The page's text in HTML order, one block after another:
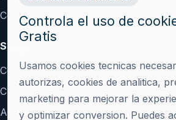
Configurar cookies
Soporte
Contacto
Crear cuenta
Acceder
Controla el uso de
Gratis
Usamos cookies tecnicas
autorizas, cookies de analitica,
marketing para mejorar la
y optimizar conversion. Puedes